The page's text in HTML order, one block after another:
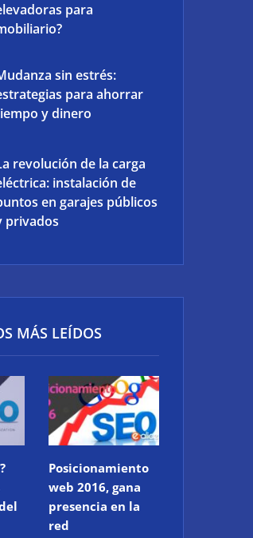
para
sin estrés:
para ahorrar
y dinero
revolución de la carga
instalación de
en garajes públicos
privados
MÁS LEÍDOS
Posicionamiento
web 2016, gana
presencia en la
red